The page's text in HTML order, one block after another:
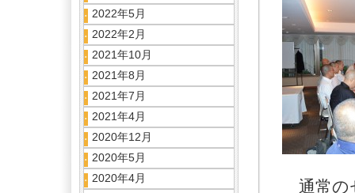
2022年5月
2022年2月
2021年10月
2021年8月
2021年7月
2021年4月
2020年12月
2020年5月
2020年4月
通常の